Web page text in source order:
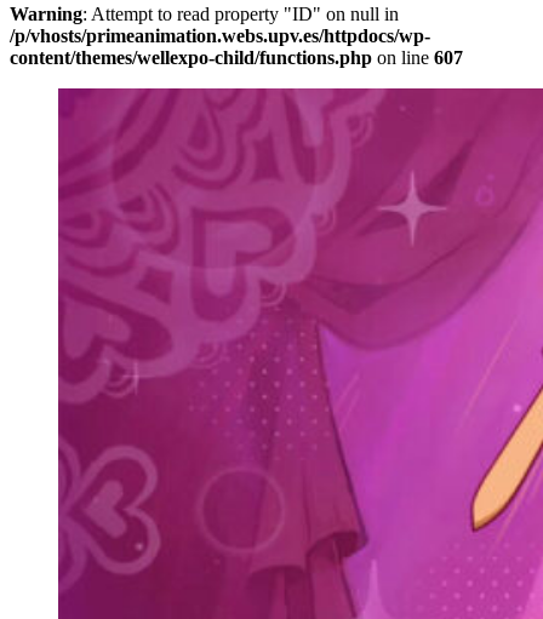
Warning: Attempt to read property "ID" on null in
/p/vhosts/primeanimation.webs.upv.es/httpdocs/wp-
content/themes/wellexpo-child/functions.php on line 607